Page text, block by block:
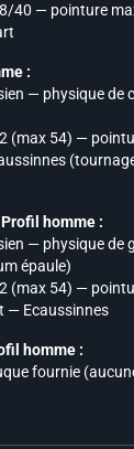
40 — pointure
:
— physique
(max 54) —
homme :
— physique de
épaule)
(max 54) —
— Ecaussinnes
homme :
fournie